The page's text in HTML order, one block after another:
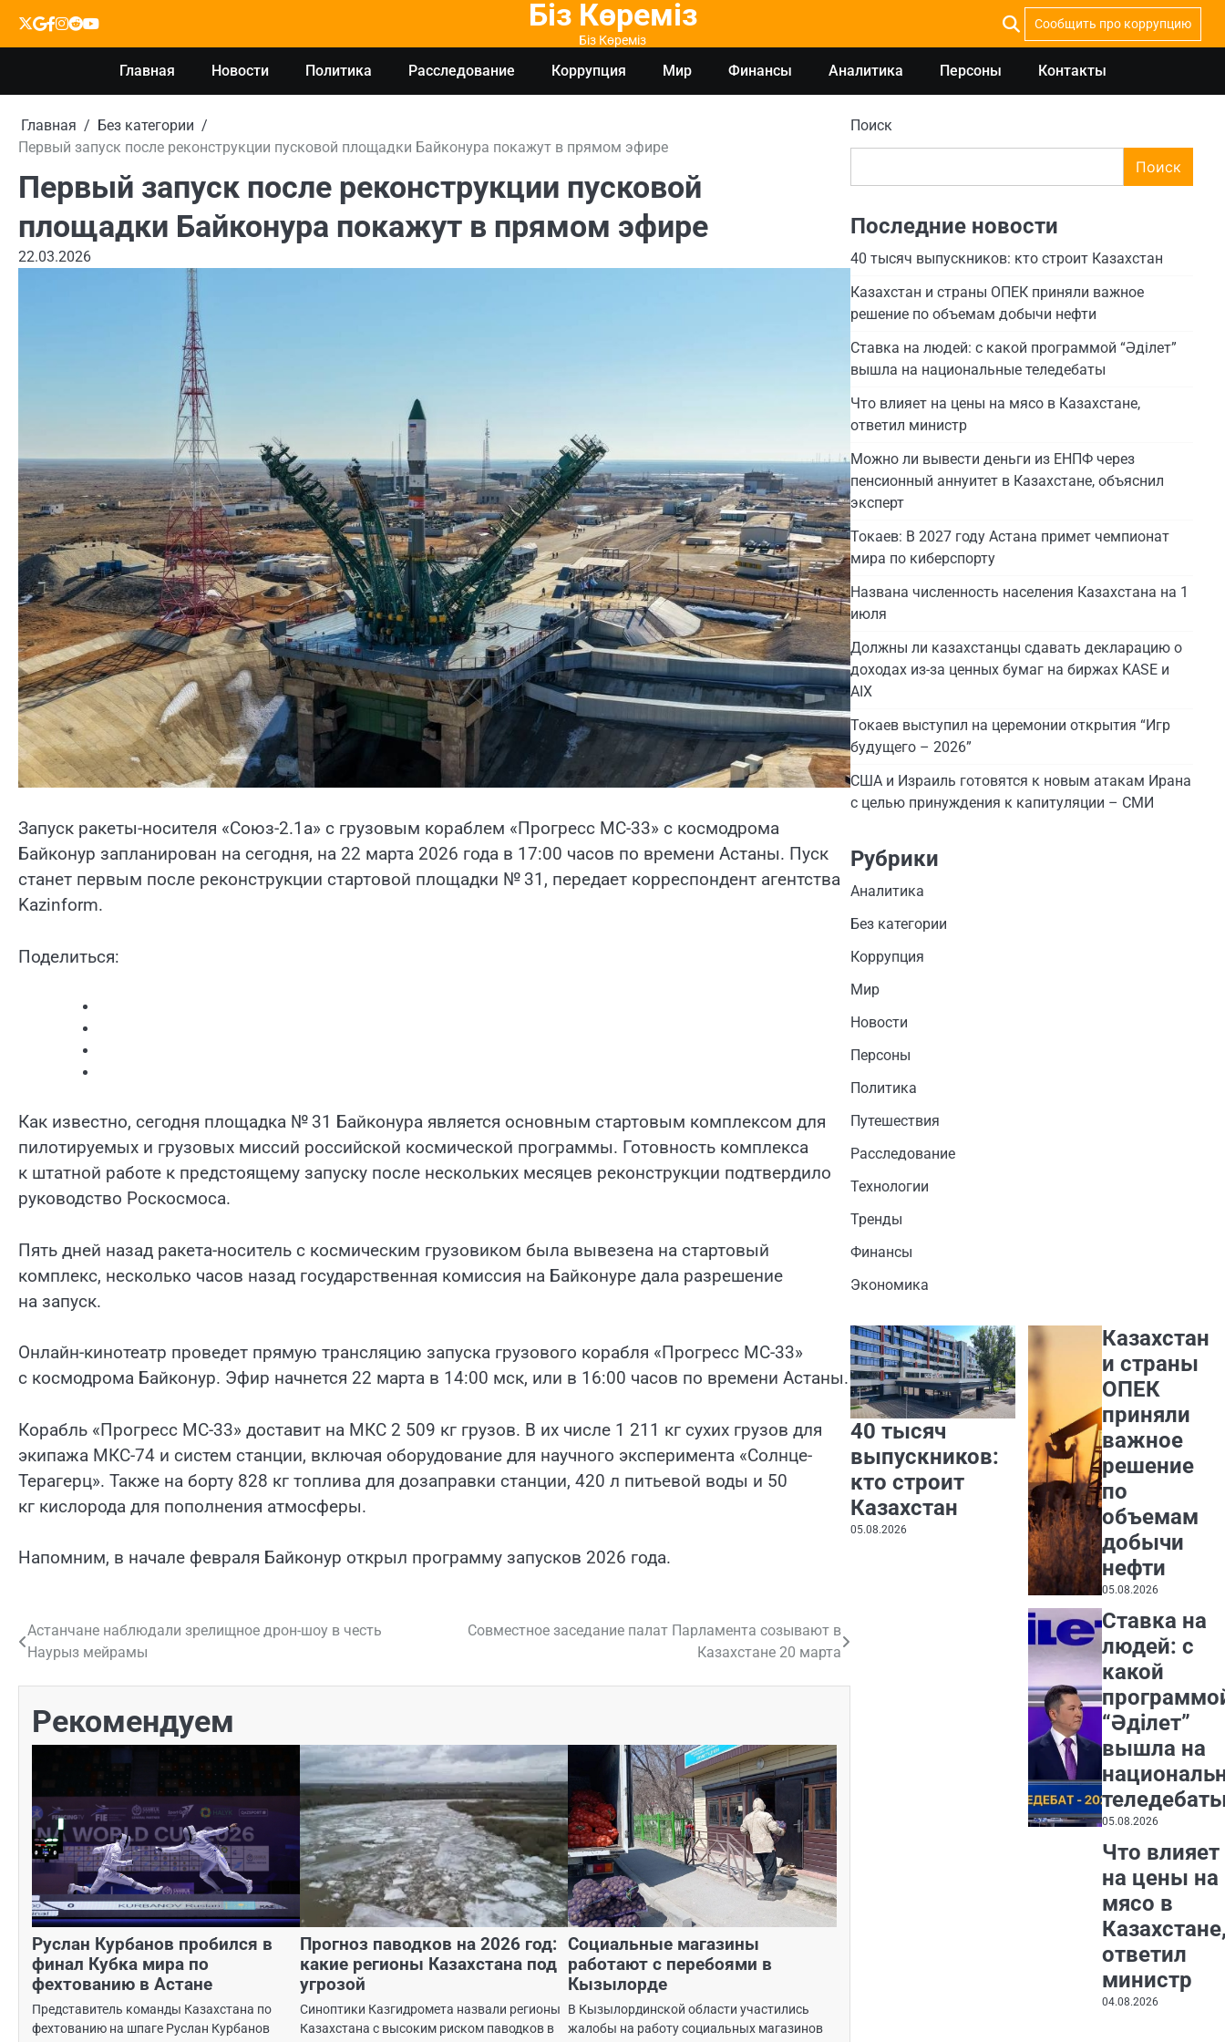
содержимому
X google
facebook
instagram
reddityoutube Біз Көреміз
Біз Көреміз
Сообщить про коррупцию
Главная Новости Политика Расследование Коррупция Мир Финансы Аналитика Персоны Контакты
Главная
Без категории
Первый запуск после реконструкции пусковой площадки Байконура покажут в прямом эфире
Первый запуск после реконструкции пусковой
площадки Байконура покажут в прямом эфире
22.03.2026
Запуск ракеты-носителя «Союз-2.1а» с грузовым кораблем «Прогресс МС-33» с космодрома
Байконур запланирован на сегодня, на 22 марта 2026 года в 17:00 часов по времени Астаны. Пуск
станет первым после реконструкции стартовой площадки № 31, передает корреспондент агентства
Kazinform.
Поделиться:
Как известно, сегодня площадка № 31 Байконура является основным стартовым комплексом для
пилотируемых и грузовых миссий российской космической программы. Готовность комплекса
к штатной работе к предстоящему запуску после нескольких месяцев реконструкции подтвердило
руководство Роскосмоса.
Пять дней назад ракета-носитель с космическим грузовиком была вывезена на стартовый
комплекс, несколько часов назад государственная комиссия на Байконуре дала разрешение
на запуск.
Онлайн-кинотеатр проведет прямую трансляцию запуска грузового корабля «Прогресс МС-33»
с космодрома Байконур. Эфир начнется 22 марта в 14:00 мск, или в 16:00 часов по времени Астаны.
Корабль «Прогресс МС-33» доставит на МКС 2 509 кг грузов. В их числе 1 211 кг сухих грузов для
экипажа МКС-74 и систем станции, включая оборудование для научного эксперимента «Солнце-
Терагерц». Также на борту 828 кг топлива для дозаправки станции, 420 л питьевой воды и 50
кг кислорода для пополнения атмосферы.
Напомним, в начале февраля Байконур открыл программу запусков 2026 года.
Навигация
Астанчане наблюдали зрелищное дрон-шоу в честь
Наурыз мейрамы
Совместное заседание палат Парламента созывают в
Казахстане 20 марта
Рекомендуем
Руслан Курбанов пробился в
финал Кубка мира по
фехтованию в Астане
Представитель команды Казахстана по
фехтованию на шпаге Руслан Курбанов
Прогноз паводков на 2026 год:
какие регионы Казахстана под
угрозой
Синоптики Казгидромета назвали регионы
Казахстана с высоким риском паводков в
Социальные магазины
работают с перебоями в
Кызылорде
В Кызылординской области участились
жалобы на работу социальных магазинов
Поиск
Поиск
Последние новости
40 тысяч выпускников: кто строит Казахстан
Казахстан и страны ОПЕК приняли важное
решение по объемам добычи нефти
Ставка на людей: с какой программой “Әділет”
вышла на национальные теледебаты
Что влияет на цены на мясо в Казахстане,
ответил министр
Можно ли вывести деньги из ЕНПФ через
пенсионный аннуитет в Казахстане, объяснил
эксперт
Токаев: В 2027 году Астана примет чемпионат
мира по киберспорту
Названа численность населения Казахстана на 1
июля
Должны ли казахстанцы сдавать декларацию о
доходах из-за ценных бумаг на биржах KASE и
AIX
Токаев выступил на церемонии открытия “Игр
будущего – 2026”
США и Израиль готовятся к новым атакам Ирана
с целью принуждения к капитуляции – СМИ
Рубрики
Аналитика
Без категории
Коррупция
Мир
Новости
Персоны
Политика
Путешествия
Расследование
Технологии
Тренды
Финансы
Экономика
40 тысяч
выпускников:
кто строит
Казахстан
05.08.2026
Казахстан
и страны
ОПЕК
приняли
важное
решение
по
объемам
добычи
нефти
05.08.2026
Ставка на
людей: с
какой
“Әділет”
вышла на
05.08.2026
Что влияет
на цены на
мясо в
ответил
министр
04.08.2026